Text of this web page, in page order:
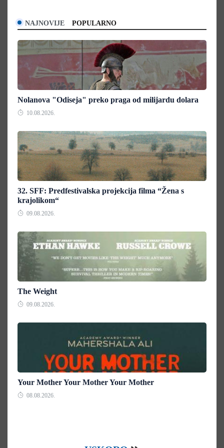
NAJNOVIJE POPULARNO
Nolanova "Odiseja" preko praga od milijardu dolara
10.08.2026.
32. SFF: Predfestivalska projekcija filma “Žena s
krajolikom“
09.08.2026.
The Weight
09.08.2026.
Your Mother Your Mother Your Mother
08.08.2026.